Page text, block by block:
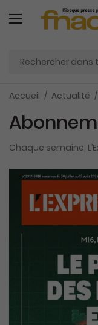
Accueil Actualité
Chaque semaine,